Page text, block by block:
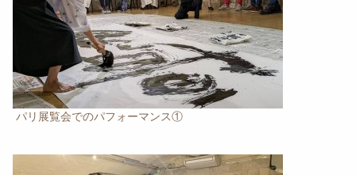
パリ展覧会でのパフォーマンス①